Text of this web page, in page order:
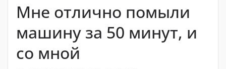
Мне отлично помыли
машину за 50 минут, и
со мной